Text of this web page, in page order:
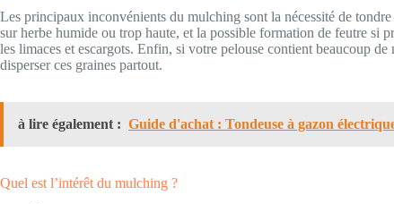
Les principaux inconvénients du mulching sont la nécessité de
sur herbe humide ou trop haute, et la possible formation de feutre si
les limaces et escargots. Enfin, si votre pelouse contient beaucoup
disperser ces graines partout.
à lire également : Guide d'achat : Tondeuse à gazon
Quel est l’intérêt du mulching ?